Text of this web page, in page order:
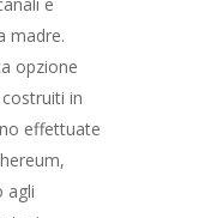
madre.
opzione
in
effettuate
agli